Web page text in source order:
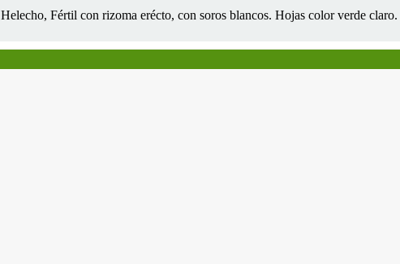
Helecho, Fértil con rizoma erécto, con soros blancos. Hojas color verde claro.